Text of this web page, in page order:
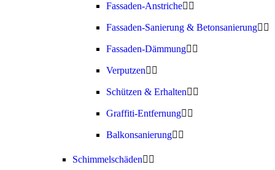
Fassaden-Anstriche
Fassaden-Sanierung & Betonsanierung
Fassaden-Dämmung
Verputzen
Schützen & Erhalten
Graffiti-Entfernung
Balkonsanierung
Schimmelschäden